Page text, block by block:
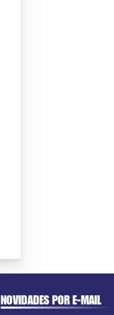
NOVIDADES POR E-MAIL